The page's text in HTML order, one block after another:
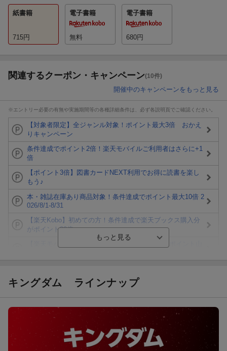
紙書籍
715円
電子書籍
無料
電子書籍
680円
関連するクーポン・キャンペーン(10件)
開催中のキャンペーンをもっと見る
※エントリー必要の有無や実施期間等の各種詳細条件は、必ず各説明頁でご確認ください。
【対象者限定】全ジャンル対象！ポイント最大3倍 おかえ
りキャンペーン
条件達成でポイント2倍！楽天モバイルご利用者はさらに+1
倍
【ポイント3倍】図書カードNEXT利用でお得に読書を楽し
もう♪
本・雑誌在庫あり商品対象！条件達成でポイント最大10倍 2
026/8/1-8/31
【楽天Kobo】初めての方！条件達成で楽天ブックス購入分
がポイント20倍
ト山分け
エントリー＆3,000円以上購入で無料データSIM（3GB/月プ
楽天モバイル紹介キャンペーンの拡散で300円OFFクーポン
進呈
キングダム ラインナップ